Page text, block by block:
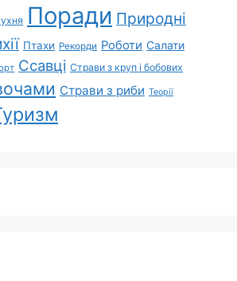
Поради Природні
Птахи Рекорди Роботи Салати
Ссавці Страви з круп і бобових
Страви з риби Теорії